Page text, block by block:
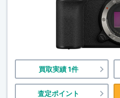
買取実績 1件
査定ポイント